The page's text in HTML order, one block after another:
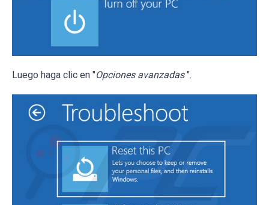
Luego haga clic en "Opciones avanzadas ".